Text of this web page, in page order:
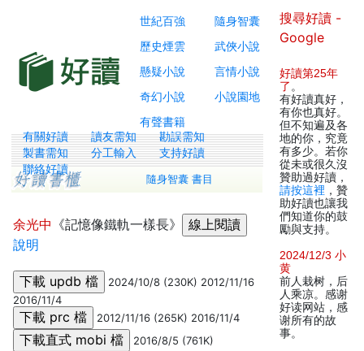
世紀百強
隨身智囊
歷史煙雲
武俠小說
懸疑小說
言情小說
奇幻小說
小說園地
有聲書籍
有關好讀 讀友需知
勘誤需知
製書需知
分工輸入
支持好讀
聯絡好讀
隨身智囊 書目
余光中 《記憶像鐵軌一樣長》
說明
2024/10/8 (230K) 2012/11/16
2016/11/4
2012/11/16 (265K) 2016/11/4
2016/8/5 (761K)
搜尋好讀 -
Google
好讀第25年
了 。
有好讀真好，
有你也真好。
但不知遍及各
地的你，究竟
有多少。若你
從未或很久沒
贊助過好讀，
請按這裡 ，贊
助好讀也讓我
們知道你的鼓
勵與支持。
2024/12/3 小
黄
前人栽树，后
人乘凉。感谢
好读网站，感
谢所有的故
事。